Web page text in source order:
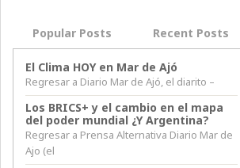
Popular Posts Recent Posts
El Clima HOY en Mar de Ajó
Regresar a Diario Mar de Ajó, el diarito –
Los BRICS+ y el cambio en el mapa
del poder mundial ¿Y Argentina?
Regresar a Prensa Alternativa Diario Mar de
Ajo (el